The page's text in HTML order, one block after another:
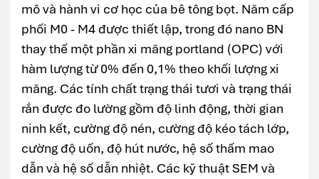
mô và hành vi cơ học của bê tông bọt. Năm cấp
phối M0 - M4 được thiết lập, trong đó nano BN
thay thế một phần xi măng portland (OPC) với
hàm lượng từ 0% đến 0,1% theo khối lượng xi
măng. Các tính chất trạng thái tươi và trạng thái
rắn được đo lường gồm độ linh động, thời gian
ninh kết, cường độ nén, cường độ kéo tách lớp,
cường độ uốn, độ hút nước, hệ số thấm mao
dẫn và hệ số dẫn nhiệt. Các kỹ thuật SEM và